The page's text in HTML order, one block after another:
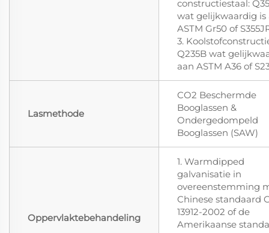
constructiestaal:
wat gelijkwaardig is
ASTM Gr50 of
3.
Q235B wat
aan ASTM A36 of
Lasmethode
CO2 Beschermde
Booglassen &
Ondergedompeld
Booglassen (SAW)
Oppervlaktebehandeling
1. Warmdipped
galvanisatie in
overeenstemming
Chinese standaard
13912-2002 of de
Amerikaanse